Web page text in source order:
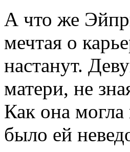
А что же
мечтая о
настанут.
матери, не
Как она могла
было ей